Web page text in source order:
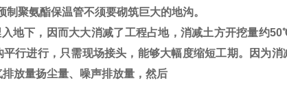
聚氨酯保温管不须要砌筑巨大的地沟。
地下，因而大大消减了工程占地，消减土方开挖量约
平行进行，只需现场接头，能够大幅度缩短工期。因为
放量扬尘量、噪声排放量，然后